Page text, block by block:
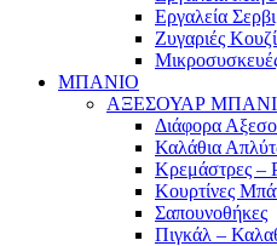
Εργαλεία
Ζυγαριές
ΜΠΑΝΙΟ
ΑΞΕΣΟΥΑΡ
Διάφορα
Καλάθια
Κρεμάστρες –
Κουρτίνες
Σαπουνοθήκες
Πιγκάλ –